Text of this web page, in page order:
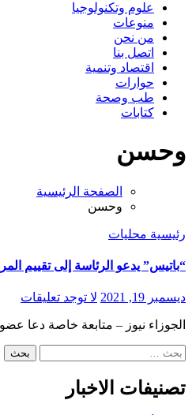
علوم وتكنولوجيا
منوعات
من نحن
اتصل بنا
اقتصاد وتنمية
حوارات
طب وصحة
كتابات
وحسن
الصفحة الرئيسية
وحسن
رئيسية محليات
“باتيس” يدعو الرئاسة إلى تقييم
ديسمبر 19, 2021 لا توجد تعليقات
الجوزاء نيوز – متابعة خاصة دعا
البحث
تصنيفات الاخبار